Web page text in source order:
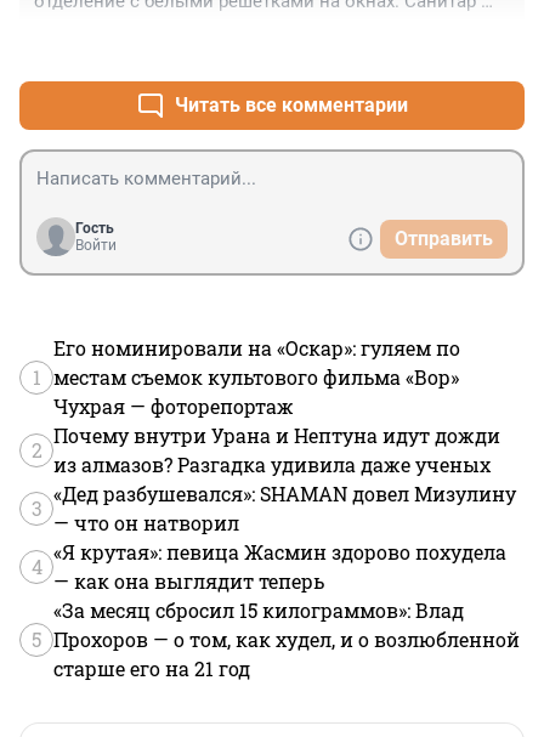
Читать все комментарии
Гость
Войти
Отправить
1
Его номинировали на «Оскар»: гуляем по
местам съемок культового фильма «Вор»
Чухрая — фоторепортаж
2
Почему внутри Урана и Нептуна идут дожди
из алмазов? Разгадка удивила даже ученых
3
«Дед разбушевался»: SHAMAN довел Мизулину
— что он натворил
4
«Я крутая»: певица Жасмин здорово похудела
— как она выглядит теперь
5
«За месяц сбросил 15 килограммов»: Влад
Прохоров — о том, как худел, и о возлюбленной
старше его на 21 год